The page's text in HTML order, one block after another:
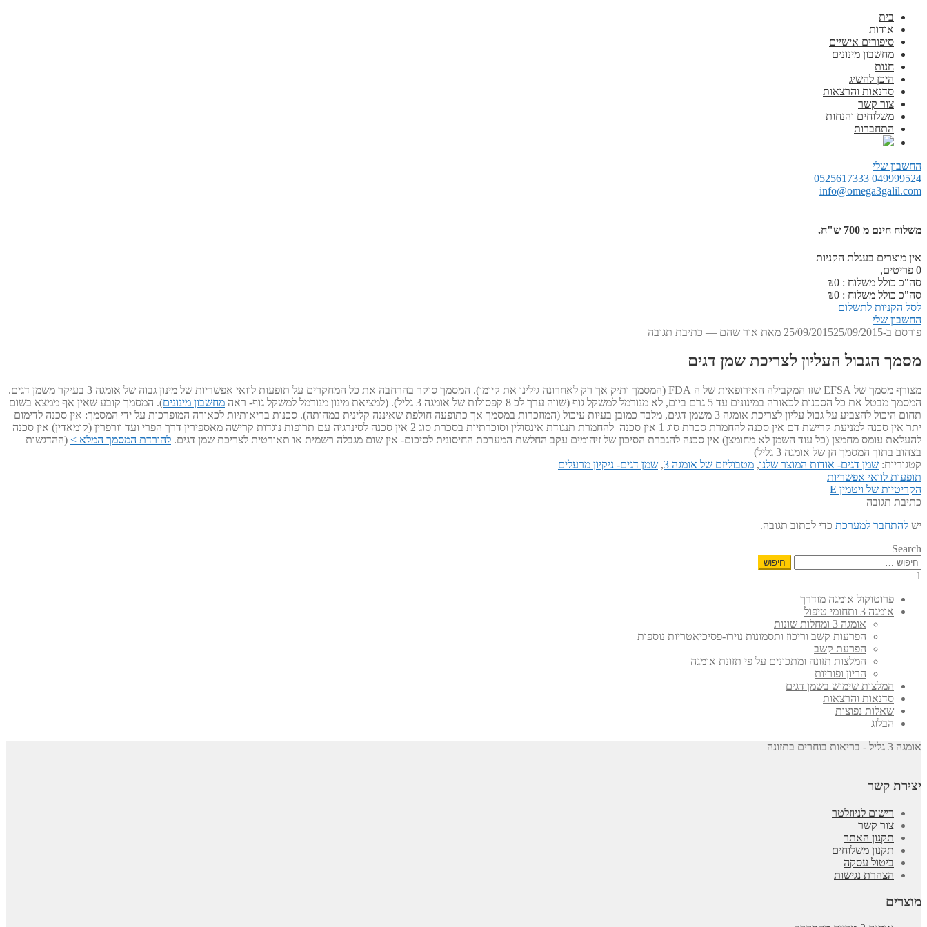
בית
אודות
סיפורים אישיים
מחשבון מינונים
חנות
היכן להשיג
סדנאות והרצאות
צור קשר
משלוחים והנחות
התחברות
החשבון שלי
049999524
0525617333
info@omega3galil.com
משלוח חינם מ 700 ש"ח.
אין מוצרים בעגלת הקניות
0 פריטים,
סה"כ כולל משלוח :
₪0
סה"כ כולל משלוח :
₪0
לסל הקניות לתשלום
החשבון שלי
פורסם ב-
25/09/201525/09/2015 מאת אור שהם — כתיבת תגובה
מסמך הגבול העליון לצריכת שמן דגים
מצורף מסמך של EFSA שזו המקבילה האירופאית של ה FDA (המסמך ותיק אך רק לאחרונה גילינו את קיומו). המסמך סוקר בהרחבה את כל המחקרים על תופעות לוואי אפשריות של מינון גבוה של אומגה 3 בעיקר משמן דגים.
המסמך מבטל את כל הסכנות לכאורה במינונים עד 5 גרם ביום, לא מנורמל למשקל גוף (שווה ערך לכ 8 קפסולות של אומגה 3 גליל). (למציאת מינון מנורמל למשקל גוף- ראה
מחשבון מינונים). המסמך קובע שאין אף ממצא בשום
תחום היכול להצביע על גבול עליון לצריכת אומגה 3 משמן דגים, מלבד כמובן בעיות עיכול (המוזכרות במסמך אך כתופעה חולפת שאיננה קלינית במהותה). סכנות בריאותיות לכאורה המופרכות על ידי המסמך: אין סכנה לדימום
יתר אין סכנה למניעת קרישת דם אין סכנה להחמרת סכרת סוג 1 אין סכנה להחמרת תנגודת אינסולין וסוכרתיות בסכרת סוג 2 אין סכנה לסינרגיה עם תרופות נוגדות קרישה מאספירין דרך הפרי ועד וורפרין (קומאדין) אין סכנה
להעלאת עומס מחמצן (כל עוד השמן לא מחומצן) אין סכנה להגברת הסיכון של זיהומים עקב החלשת המערכת החיסונית לסיכום- אין שום מגבלה רשמית או תאורטית לצריכת שמן דגים. להורדת המסמך המלא > (ההדגשות
בצהוב בתוך המסמך הן של אומגה 3 גליל)
קטגוריות: שמן דגים- אודות המוצר שלנו, מטבוליזם של אומגה 3 , שמן דגים- ניקיון מרעלים
ניווט
הפוסט
הקודם:
תופעות לוואי אפשריות
הפוסט
הבא:
הקריטיות של ויטמין E
כתיבת תגובה
יש להתחבר למערכת כדי לכתוב תגובה.
Search
חיפוש:
1
פרוטוקול אומגה מודרך
אומגה 3 ותחומי טיפול
אומגה 3 ומחלות שונות
הפרעות קשב וריכוז ותסמונות נוירו-פסיכיאטריות נוספות
הפרעת קשב
המלצות תזונה ומתכונים על פי תזונת אומגה
הריון ופוריות
המלצות שימוש בשמן דגים
סדנאות והרצאות
שאלות נפוצות
הבלוג
אומגה 3 גליל - בריאות בוחרים בתזונה
יצירת קשר
רישום לניוזלטר
צור קשר
תקנון האתר
תקנון משלוחים
ביטול עסקה
הצהרת נגישות
מוצרים